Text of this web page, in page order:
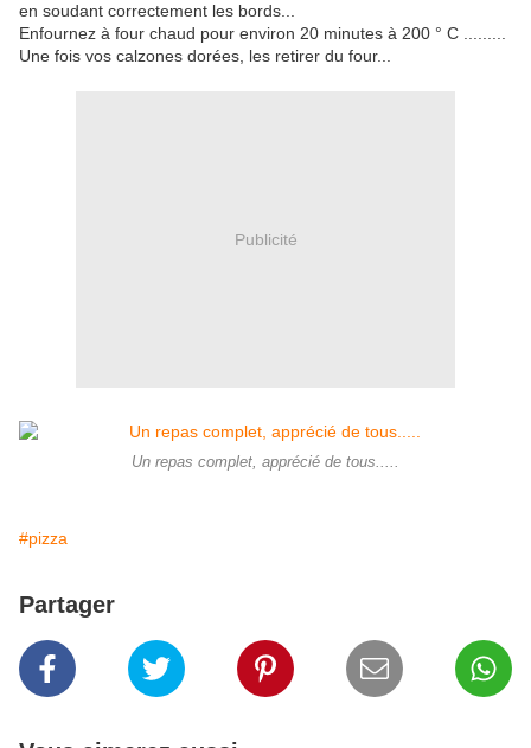
en soudant correctement les bords...
Enfournez à four chaud pour environ 20 minutes à 200 ° C .........
Une fois vos calzones dorées, les retirer du four...
Publicité
Un repas complet, apprécié de tous.....
#pizza
Partager